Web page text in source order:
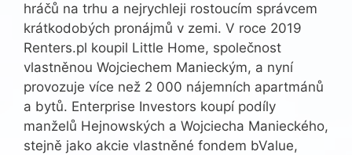
hráčů na trhu a nejrychleji rostoucím správcem
krátkodobých pronájmů v zemi. V roce 2019
Renters.pl koupil Little Home, společnost
vlastněnou Wojciechem Manieckým, a nyní
provozuje více než 2 000 nájemních apartmánů
a bytů. Enterprise Investors koupí podíly
manželů Hejnowských a Wojciecha Manieckého,
stejně jako akcie vlastněné fondem bValue,